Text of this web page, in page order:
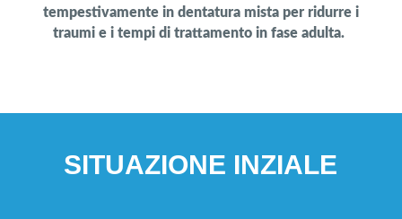
tempestivamente in dentatura mista per ridurre i
traumi e i tempi di trattamento in fase adulta.
SITUAZIONE INZIALE